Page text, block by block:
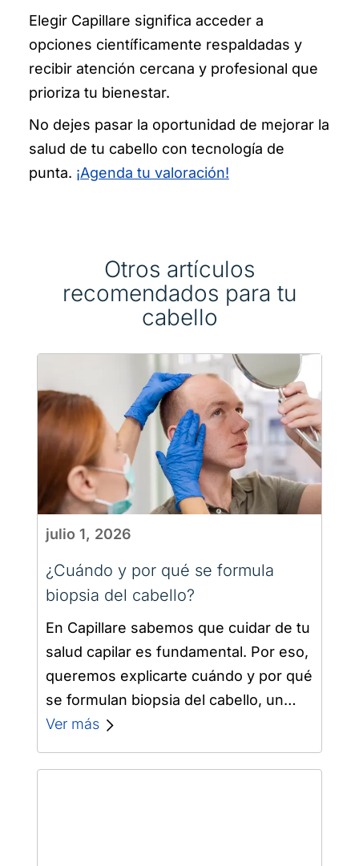
Elegir Capillare significa acceder a
opciones científicamente respaldadas y
recibir atención cercana y profesional que
prioriza tu bienestar.
No dejes pasar la oportunidad de mejorar la
salud de tu cabello con tecnología de
punta. ¡Agenda tu valoración!
Otros artículos
recomendados para tu
cabello
julio 1, 2026
¿Cuándo y por qué se formula
biopsia del cabello​?
En Capillare sabemos que cuidar de tu
salud capilar es fundamental. Por eso,
queremos explicarte cuándo y por qué
se formulan biopsia del cabello, un
estudio que puede ser clave…
Ver más